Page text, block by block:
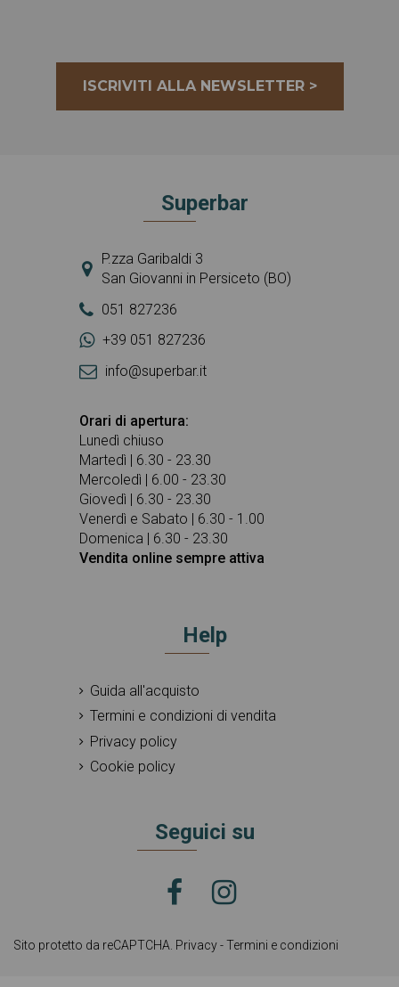
ISCRIVITI ALLA NEWSLETTER >
Superbar
P.zza Garibaldi 3
San Giovanni in Persiceto (BO)
051 827236
+39 051 827236
info@superbar.it
Orari di apertura:
Lunedì chiuso
Martedì | 6.30 - 23.30
Mercoledì | 6.00 - 23.30
Giovedì | 6.30 - 23.30
Venerdì e Sabato | 6.30 - 1.00
Domenica | 6.30 - 23.30
Vendita online sempre attiva
Help
Guida all'acquisto
Termini e condizioni di vendita
Privacy policy
Cookie policy
Sito protetto da reCAPTCHA. Privacy-Termini e condizioni
Seguici su